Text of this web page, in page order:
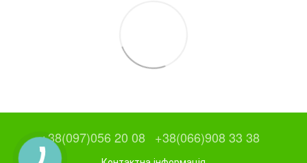
+38(097)056 20 08 +38(066)908 33 38